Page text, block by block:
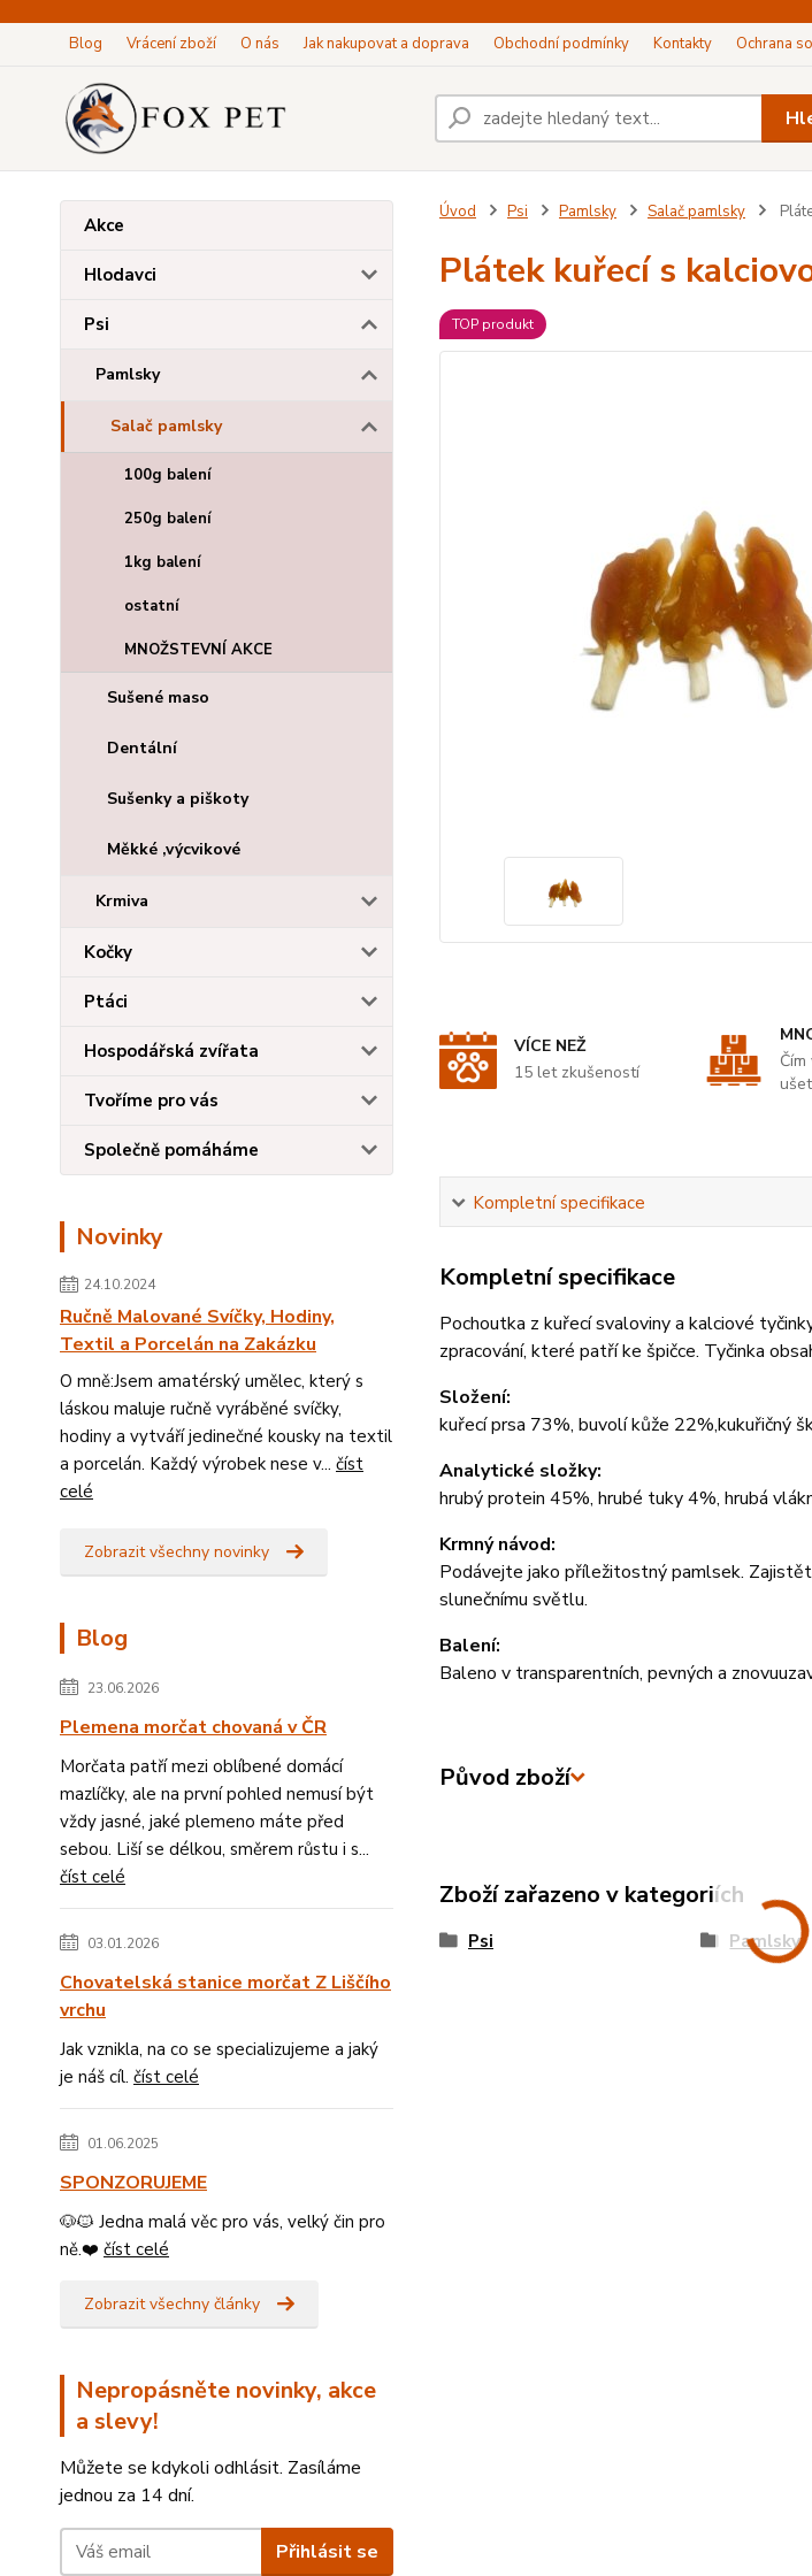
Blog Vrácení zboží O nás Jak nakupovat a doprava Obchodní podmínky Kontakty Ochrana
Akce
Hlodavci
Psi
Pamlsky
Salač pamlsky
100g balení
250g balení
1kg balení
ostatní
MNOŽSTEVNÍ AKCE
Sušené maso
Dentální
Sušenky a piškoty
Měkké ,výcvikové
Krmiva
Kočky
Ptáci
Hospodářská zvířata
Tvoříme pro vás
Společně pomáháme
Novinky
24.10.2024
Ručně Malované Svíčky, Hodiny,
Textil a Porcelán na Zakázku
O mně:Jsem amatérský umělec, který s
láskou maluje ručně vyráběné svíčky,
hodiny a vytváří jedinečné kousky na textil
a porcelán. Každý výrobek nese v... číst
celé
Zobrazit všechny novinky
Blog
23.06.2026
Plemena morčat chovaná v ČR
Morčata patří mezi oblíbené domácí
mazlíčky, ale na první pohled nemusí být
vždy jasné, jaké plemeno máte před
sebou. Liší se délkou, směrem růstu i s...
číst celé
03.01.2026
Chovatelská stanice morčat Z Liščího
vrchu
Jak vznikla, na co se specializujeme a jaký
je náš cíl. číst celé
01.06.2025
SPONZORUJEME
🐶🐱 Jedna malá věc pro vás, velký čin pro
ně.❤️ číst celé
Zobrazit všechny články
Nepropásněte novinky, akce
a slevy!
Můžete se kdykoli odhlásit. Zasíláme
jednou za 14 dní.
Přihlásit se
Úvod Psi Pamlsky Salač pamlsky
Plátek kuřecí s
TOP produkt
VÍCE NEŽ
15 let zkušeností
Kompletní specifikace
Kompletní specifikace
Pochoutka z kuřecí svaloviny a kalciové
zpracování, které patří ke špičce. Tyčinka
Složení:
kuřecí prsa 73%, buvolí kůže
Analytické složky:
hrubý protein 45%, hrubé tuky 4%, hrubá
Krmný návod:
Podávejte jako příležitostný pamlsek.
slunečnímu světlu.
Balení:
Baleno v transparentních, pevných a
Původ zboží
Zboží zařazeno v kategoriích
Psi Pamlsky